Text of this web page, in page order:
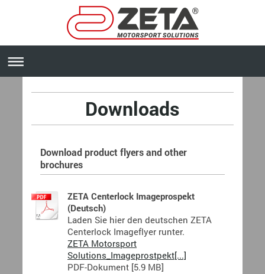
Downloads
Download product flyers and other
brochures
ZETA Centerlock Imageprospekt
(Deutsch)
Laden Sie hier den deutschen ZETA
Centerlock Imageflyer runter.
ZETA Motorsport
Solutions_Imageprostpekt[...]
PDF-Dokument [5.9 MB]